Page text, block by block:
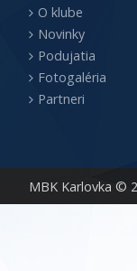
MBK Karlovka ©
O klube
Novinky
Podujatia
Fotogaléria
Partneri